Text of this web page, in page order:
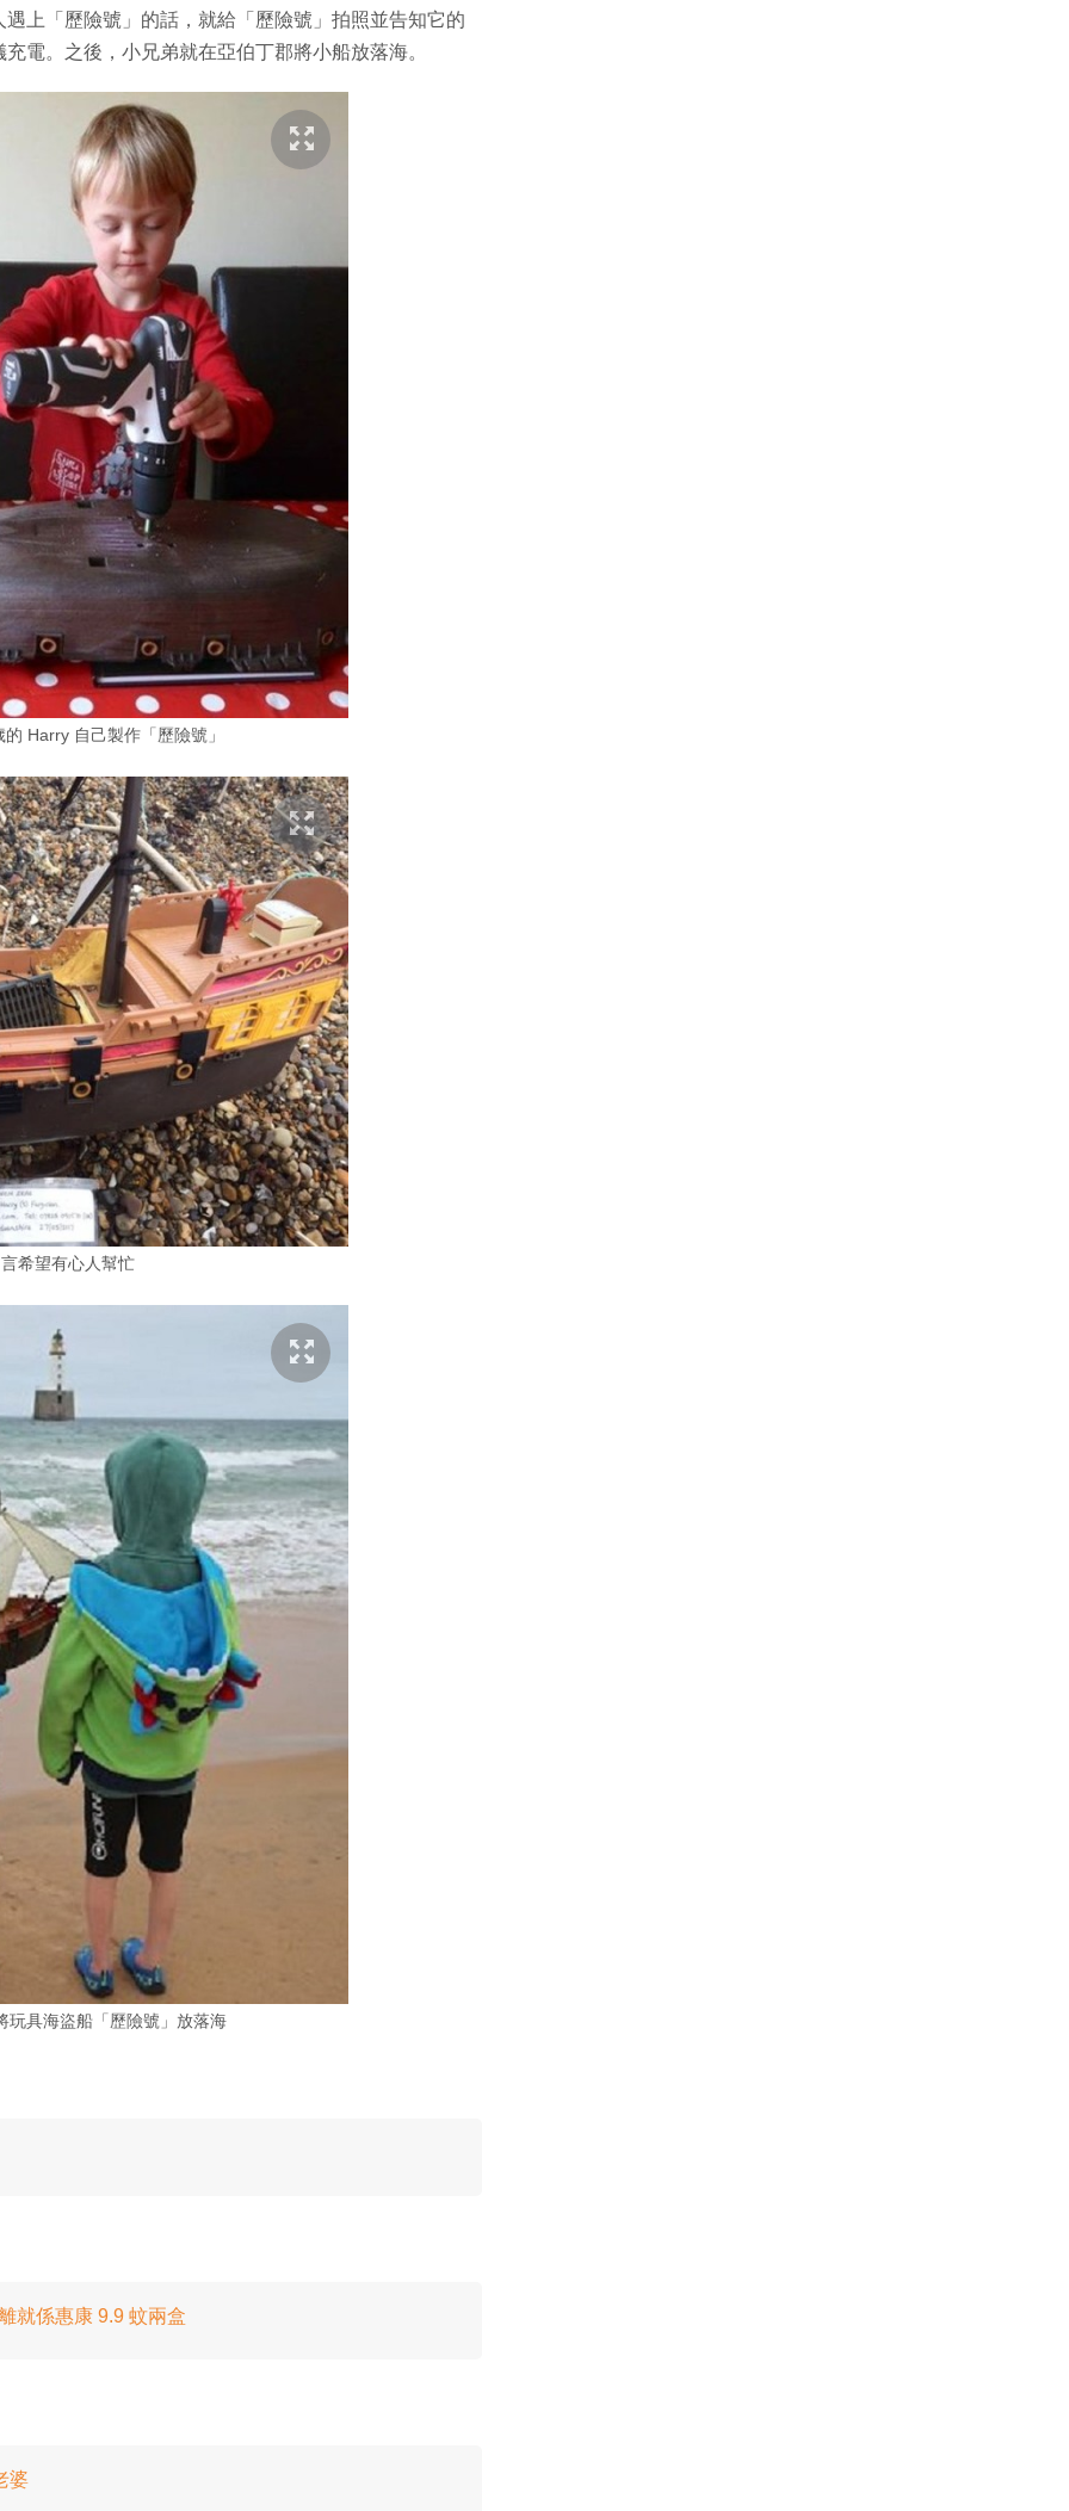
上「歷險號」的話，就給「歷險號」拍照並告知它的
電。之後，小兄弟就在亞伯丁郡將小船放落海。
Harry 自己製作「歷險號」
希望有心人幫忙
玩具海盜船「歷險號」放落海
就係惠康 9.9 蚊兩盒
婆